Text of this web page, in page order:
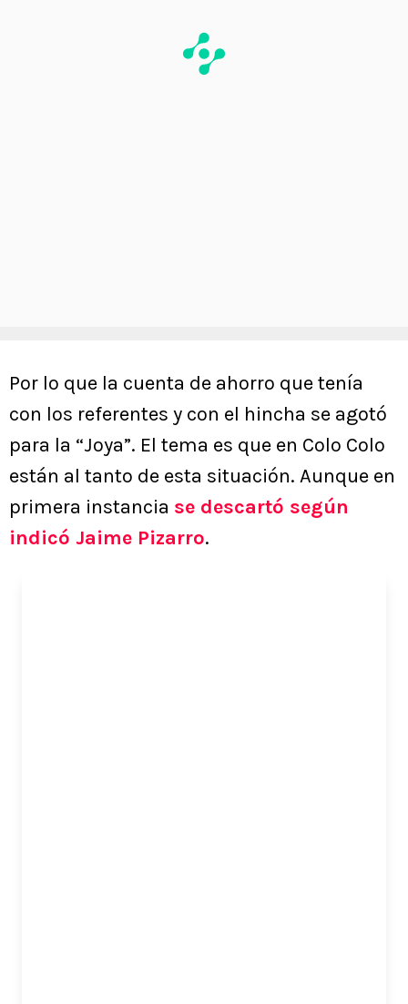
Por lo que la cuenta de ahorro que tenía
con los referentes y con el hincha se agotó
para la “Joya”. El tema es que en Colo Colo
están al tanto de esta situación. Aunque en
primera instancia se descartó según
indicó Jaime Pizarro.